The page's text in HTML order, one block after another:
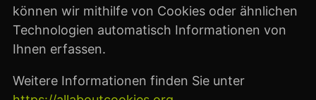
können wir mithilfe von Cookies oder ähnlichen
Technologien automatisch Informationen von
Ihnen erfassen.
Weitere Informationen finden Sie unter